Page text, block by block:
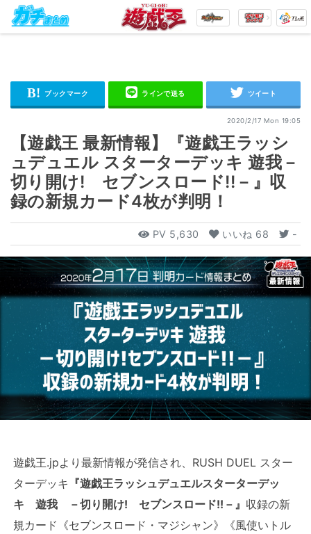
2020/2/17 Mon 19:05
【遊戯王 最新情報】『遊戯王ラッシ
ュデュエル スターターデッキ 遊我－
切り開け! セブンスロード!!－』収
録の新規カード4枚が判明！
PV 5,630 いいね 68 -
遊戯王.jpより最新情報が発信され、RUSH DUEL スター
ターデッキ 『遊戯王ラッシュデュエルスターターデッ
キ 遊我 －切り開け! セブンスロード!!－』 収録の新
規カード《セブンスロード・マジシャン》《風使いトル